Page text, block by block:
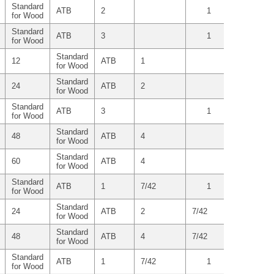
Standard
for Wood
ATB 2 1
Standard
for Wood
ATB 3 1
12
Standard
for Wood
ATB 1
24
Standard
for Wood
ATB 2
Standard
for Wood
ATB 3 1
48
Standard
for Wood
ATB 4
60
Standard
for Wood
ATB 4
Standard
for Wood
ATB 1 7/42 1
24
Standard
for Wood
ATB 2 7/42
48
Standard
for Wood
ATB 4 7/42
Standard
for Wood
ATB 1 7/42 1